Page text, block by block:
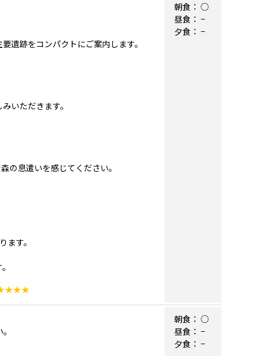
遺跡をコンパクトにご案内します。
いただきます。
の息遣いを感じてください。
ます。
朝食： ○
昼食： −
夕食： −
朝食： ○
昼食： −
夕食： −